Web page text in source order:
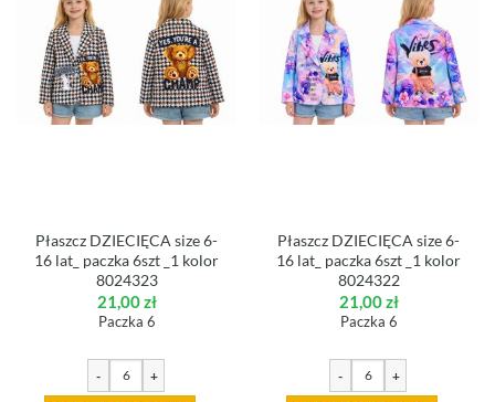
Płaszcz DZIECIĘCA size 6-
16 lat_ paczka 6szt _1 kolor
8024323
21,00zł
Paczka 6
- +
Płaszcz DZIECIĘCA size 6-
16 lat_ paczka 6szt _1 kolor
8024322
21,00zł
Paczka 6
- +